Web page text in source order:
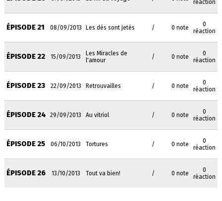
réaction
ÉPISODE 21 08/09/2013 Les dés sont jetés / 0 note
0
réaction
ÉPISODE 22 15/09/2013
Les Miracles de
l'amour
/ 0 note
0
réaction
ÉPISODE 23 22/09/2013 Retrouvailles / 0 note
0
réaction
ÉPISODE 24 29/09/2013 Au vitriol / 0 note
0
réaction
ÉPISODE 25 06/10/2013 Tortures / 0 note
0
réaction
ÉPISODE 26 13/10/2013 Tout va bien! / 0 note
0
réaction